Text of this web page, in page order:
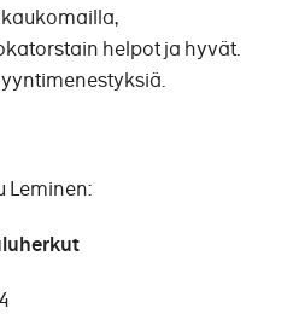
helpot ja hyvät.
Leminen: